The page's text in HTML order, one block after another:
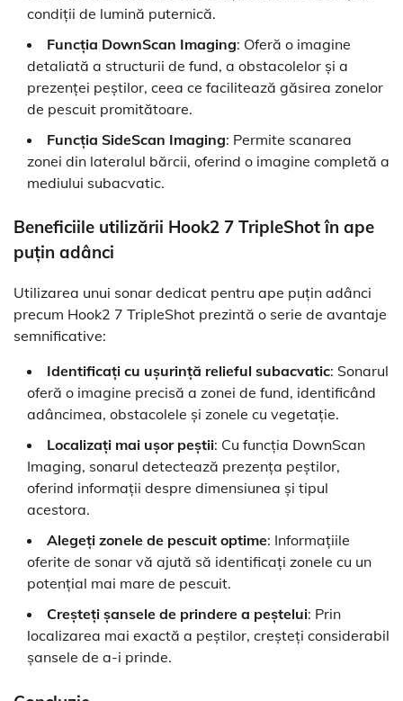
condiții de lumină puternică.
Funcția DownScan Imaging: Oferă o imagine
detaliată a structurii de fund, a obstacolelor și a
prezenței peștilor, ceea ce facilitează găsirea zonelor
de pescuit promitătoare.
Funcția SideScan Imaging: Permite scanarea
zonei din lateralul bărcii, oferind o imagine completă a
mediului subacvatic.
Beneficiile utilizării Hook2 7 TripleShot în ape
puțin adânci
Utilizarea unui sonar dedicat pentru ape puțin adânci
precum Hook2 7 TripleShot prezintă o serie de avantaje
semnificative:
Identificați cu ușurință relieful subacvatic: Sonarul
oferă o imagine precisă a zonei de fund, identificând
adâncimea, obstacolele și zonele cu vegetație.
Localizați mai ușor peștii: Cu funcția DownScan
Imaging, sonarul detectează prezența peștilor,
oferind informații despre dimensiunea și tipul
acestora.
Alegeți zonele de pescuit optime: Informațiile
oferite de sonar vă ajută să identificați zonele cu un
potențial mai mare de pescuit.
Creșteți șansele de prindere a peștelui: Prin
localizarea mai exactă a peștilor, creșteți considerabil
șansele de a-i prinde.